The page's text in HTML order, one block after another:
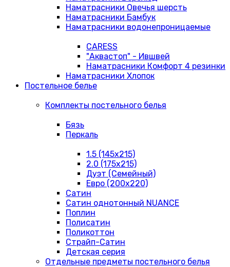
Наматрасники Овечья шерсть
Наматрасники Бамбук
Наматрасники водонепроницаемые
CARESS
"Аквастоп" - Ившвей
Наматрасники Комфорт 4 резинки
Наматрасники Хлопок
Постельное белье
Комплекты постельного белья
Бязь
Перкаль
1.5 (145х215)
2.0 (175х215)
Дуэт (Семейный)
Евро (200х220)
Сатин
Сатин однотонный NUANCE
Поплин
Полисатин
Поликоттон
Страйп-Сатин
Детская серия
Отдельные предметы постельного белья